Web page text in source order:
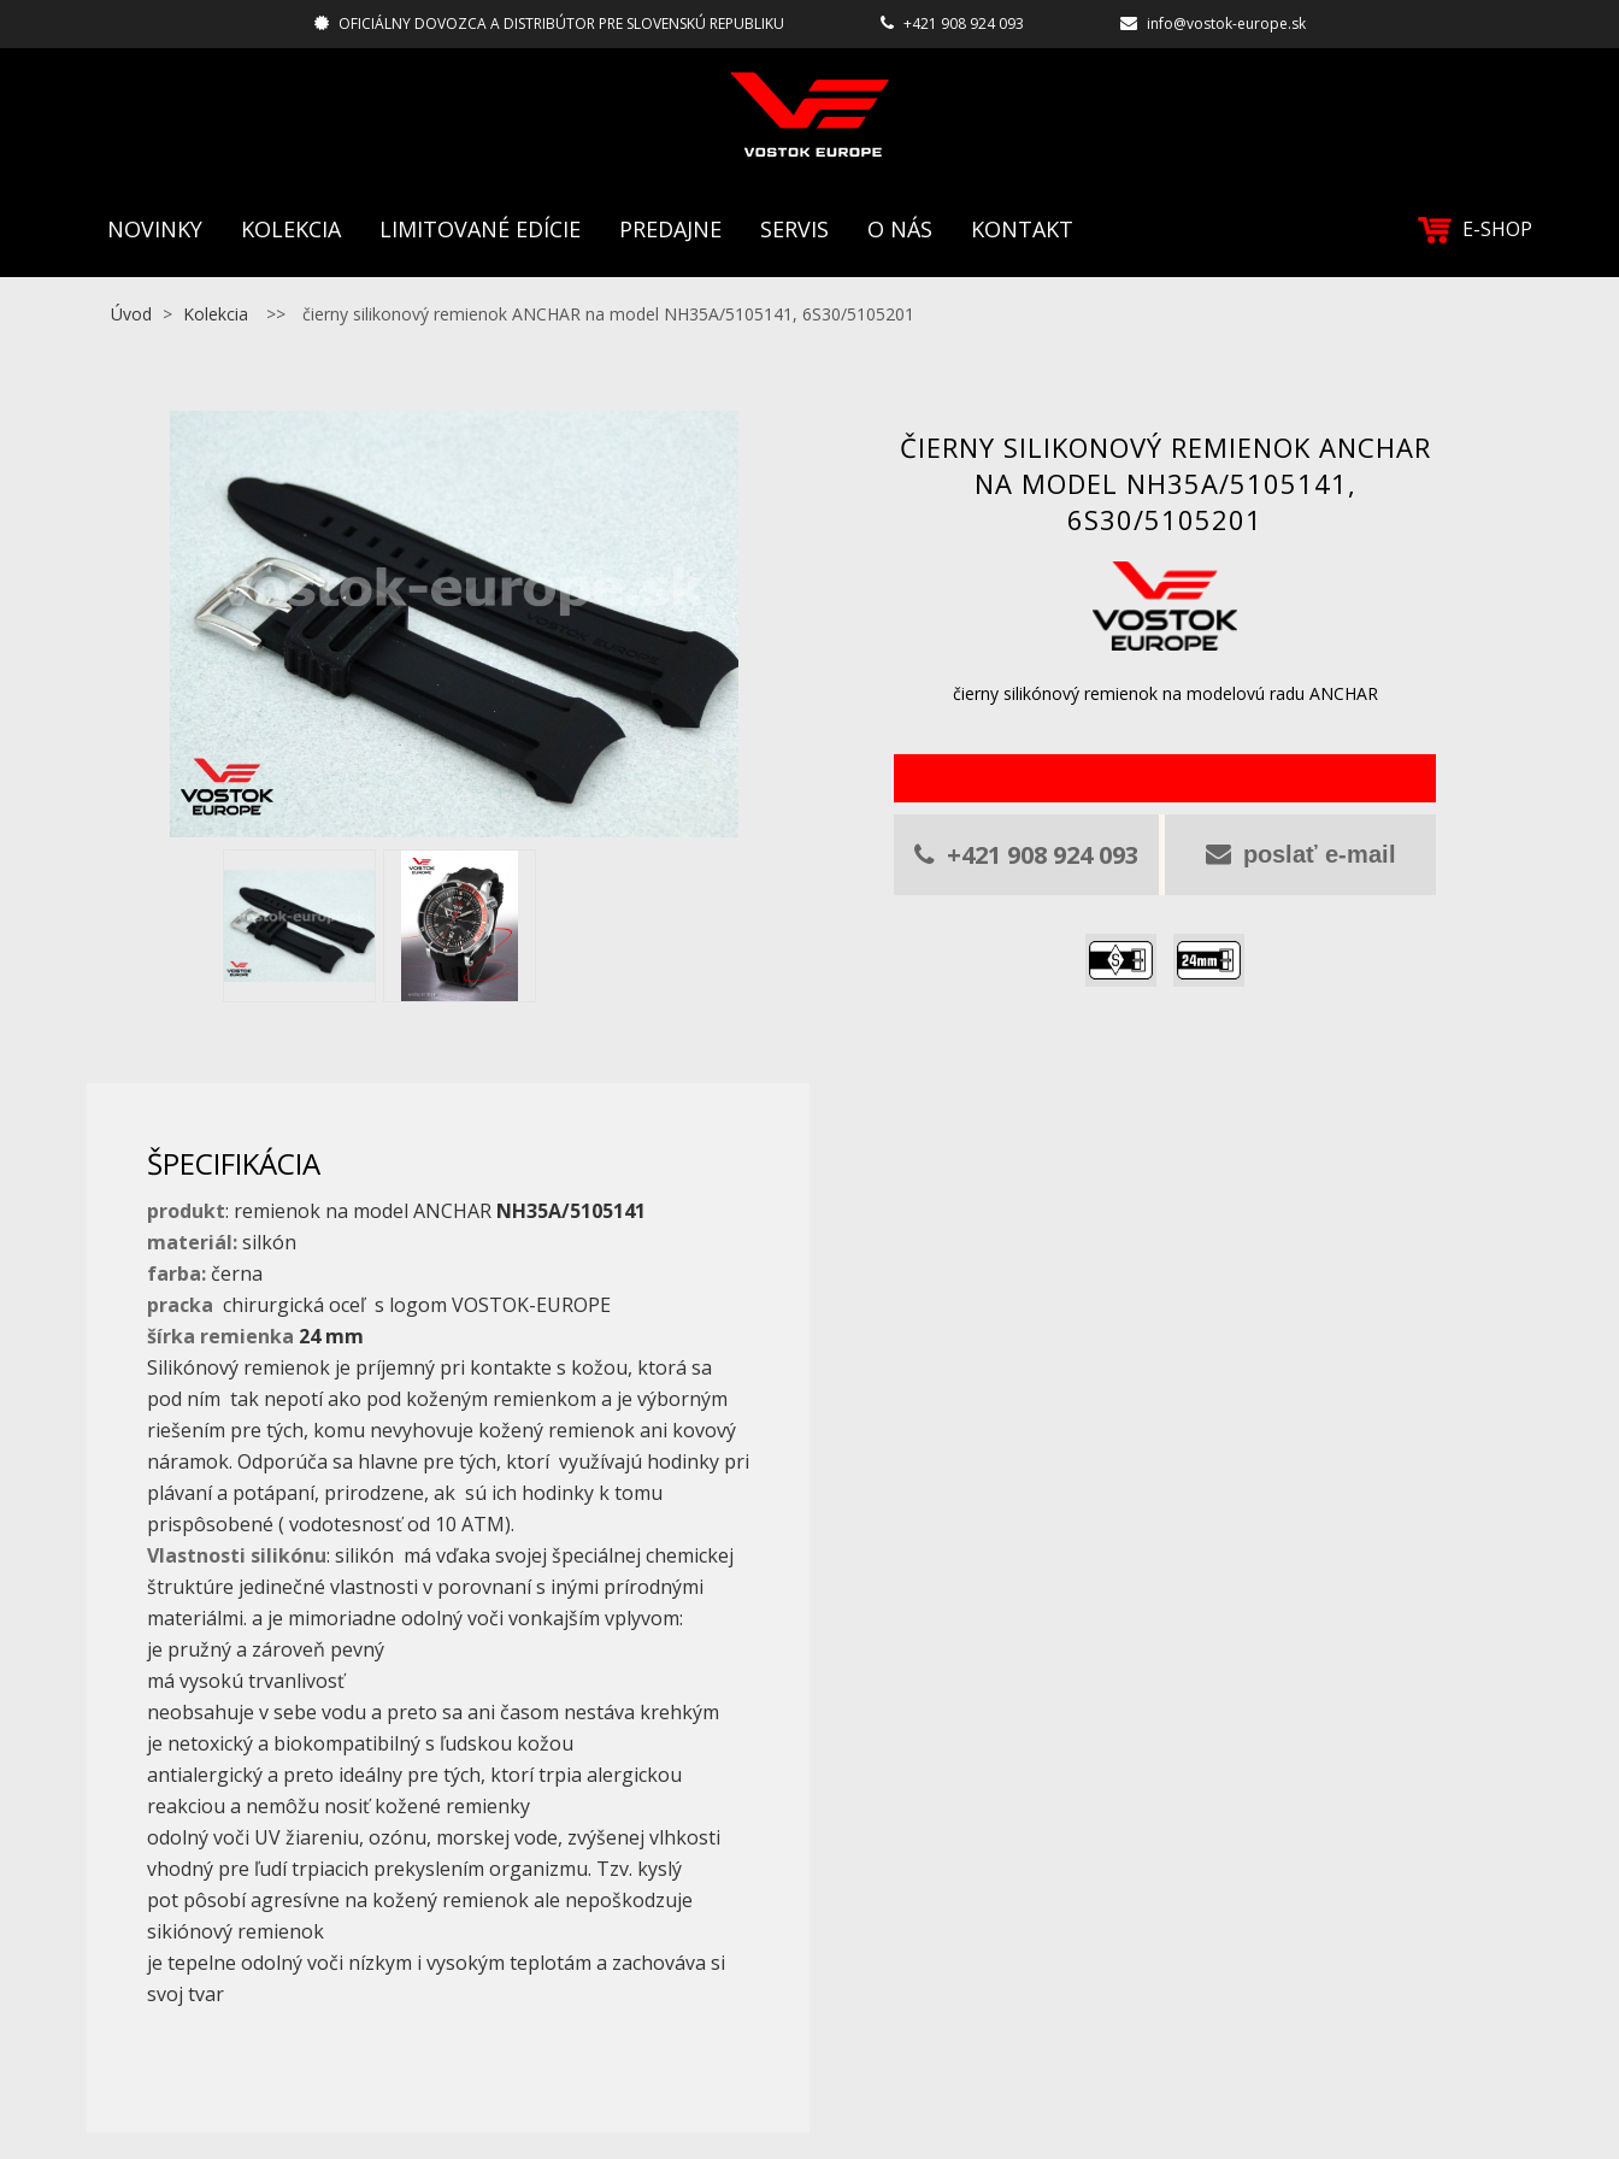
OFICIÁLNY DOVOZCA A DISTRIBÚTOR PRE SLOVENSKÚ REPUBLIKU +421 908 924 093 info@vostok-europe.sk
NOVINKY KOLEKCIA LIMITOVANÉ EDÍCIE PREDAJNE SERVIS O NÁS KONTAKT E-SHOP
Úvod > Kolekcia >> čierny silikonový remienok ANCHAR na model NH35A/5105141, 6S30/5105201
ČIERNY SILIKONOVÝ REMIENOK ANCHAR
NA MODEL NH35A/5105141,
6S30/5105201
čierny silikónový remienok na modelovú radu ANCHAR
+421 908 924 093 poslať e-mail
ŠPECIFIKÁCIA
produkt: remienok na model ANCHAR NH35A/5105141
materiál:silkón
farba: černa
pracka chirurgická oceľ s logom VOSTOK-EUROPE
šírka remienka 24 mm
Silikónový remienok je príjemný pri kontakte s kožou, ktorá sa
pod ním tak nepotí ako pod koženým remienkom a je výborným
riešením pre tých, komu nevyhovuje kožený remienok ani kovový
náramok. Odporúča sa hlavne pre tých, ktorí využívajú hodinky pri
plávaní a potápaní, prirodzene, ak sú ich hodinky k tomu
prispôsobené ( vodotesnosť od 10 ATM).
Vlastnosti silikónu: silikón má vďaka svojej špeciálnej chemickej
štruktúre jedinečné vlastnosti v porovnaní s inými prírodnými
materiálmi. a je mimoriadne odolný voči vonkajším vplyvom:
je pružný a zároveň pevný
má vysokú trvanlivosť
neobsahuje v sebe vodu a preto sa ani časom nestáva krehkým
je netoxický a biokompatibilný s ľudskou kožou
antialergický a preto ideálny pre tých, ktorí trpia alergickou
reakciou a nemôžu nosiť kožené remienky
odolný voči UV žiareniu, ozónu, morskej vode, zvýšenej vlhkosti
vhodný pre ľudí trpiacich prekyslením organizmu. Tzv. kyslý
pot pôsobí agresívne na kožený remienok ale nepoškodzuje
sikiónový remienok
je tepelne odolný voči nízkym i vysokým teplotám a zachováva si
svoj tvar